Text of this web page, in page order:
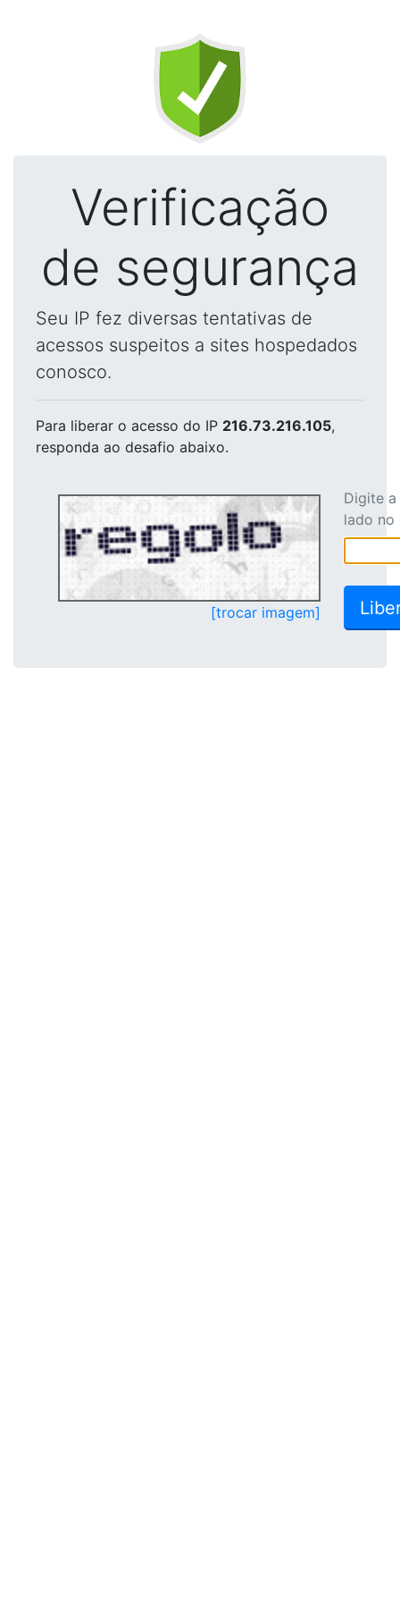
Verificação
de segurança
Seu IP fez diversas tentativas de
acessos suspeitos a sites hospedados
conosco.
Para liberar o acesso do IP 216.73.216.105,
responda ao desafio abaixo.
[trocar imagem]
Digite
lado no